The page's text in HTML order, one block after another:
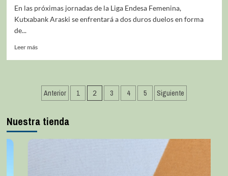
En las próximas jornadas de la Liga Endesa Femenina,
Kutxabank Araski se enfrentará a dos duros duelos en forma
de...
Leer más
Anterior 1 2 3 4 5 Siguiente
Nuestra tienda